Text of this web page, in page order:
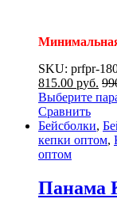
SKU: prfpr-
815.00 руб.
Выберите
Сравнить
Бейсболки,
кепки оптом,
оптом
Панама